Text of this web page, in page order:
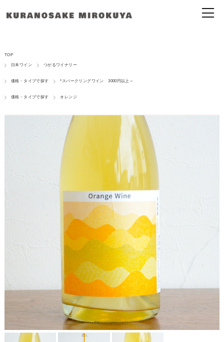
TOP
日本ワイン つがるワイナリー
価格・タイプで探す *スパークリングワイン 3000円以上～
価格・タイプで探す オレンジ